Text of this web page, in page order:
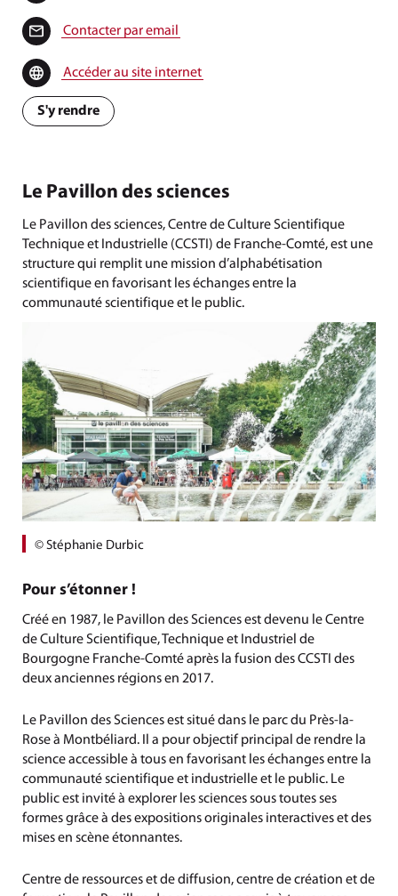
Contacter par email
Accéder au site internet
S'y rendre
Le Pavillon des sciences
Le Pavillon des sciences, Centre de Culture Scientifique
Technique et Industrielle (CCSTI) de Franche-Comté, est une
structure qui remplit une mission d’alphabétisation
scientifique en favorisant les échanges entre la
communauté scientifique et le public.
© Stéphanie Durbic
Pour s’étonner !
Créé en 1987, le Pavillon des Sciences est devenu le Centre
de Culture Scientifique, Technique et Industriel de
Bourgogne Franche-Comté après la fusion des CCSTI des
deux anciennes régions en 2017.
Le Pavillon des Sciences est situé dans le parc du Près-la-
Rose à Montbéliard. Il a pour objectif principal de rendre la
science accessible à tous en favorisant les échanges entre la
communauté scientifique et industrielle et le public. Le
public est invité à explorer les sciences sous toutes ses
formes grâce à des expositions originales interactives et des
mises en scène étonnantes.
Centre de ressources et de diffusion, centre de création et de